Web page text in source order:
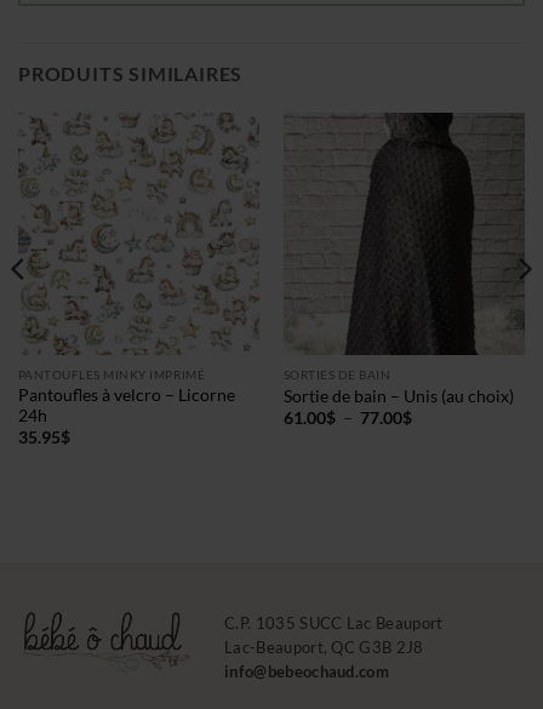
PRODUITS SIMILAIRES
PANTOUFLES MINKY IMPRIMÉ
Pantoufles à velcro – Licorne
24h
35.95$
SORTIES DE BAIN
Sortie de bain – Unis (au choix)
61.00$ – 77.00$Plage
C.P. 1035 SUCC Lac Beauport
Lac-Beauport, QC G3B 2J8
info@bebeochaud.com